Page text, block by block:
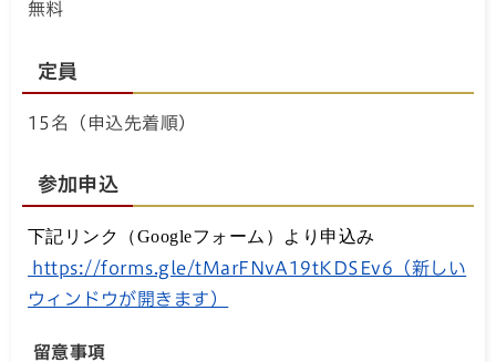
無料
定員
15名（申込先着順）
参加申込
下記リンク（Googleフォーム）より申込み
https://forms.gle/tMarFNvA19tKDSEv6（新しい
ウィンドウが開きます）
留意事項